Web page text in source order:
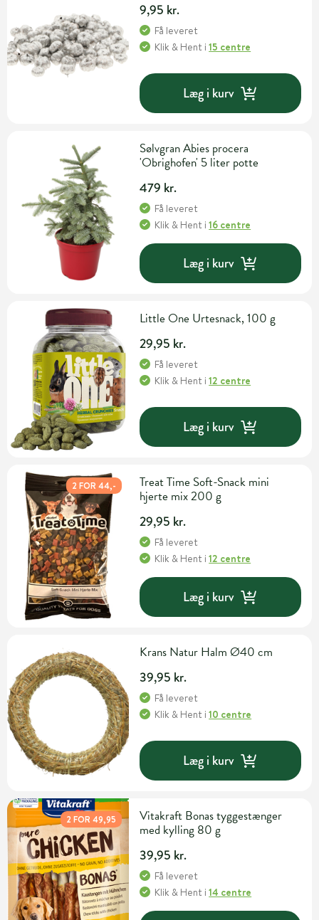
9,95 kr.
Få leveret
Klik & Hent i15 centre
Læg i kurv
Sølvgran Abies procera
'Obrighofen' 5 liter potte
479 kr.
Få leveret
Klik & Hent i16 centre
Læg i kurv
Little One Urtesnack, 100 g
29,95 kr.
Få leveret
Klik & Hent i12 centre
Læg i kurv
2 FOR 44,-
Treat Time Soft-Snack mini
hjerte mix 200 g
29,95 kr.
Få leveret
Klik & Hent i12 centre
Læg i kurv
Krans Natur Halm Ø40 cm
39,95 kr.
Få leveret
Klik & Hent i10 centre
Læg i kurv
2 FOR 49,95
Vitakraft Bonas tyggestænger
med kylling 80 g
39,95 kr.
Få leveret
Klik & Hent i14 centre